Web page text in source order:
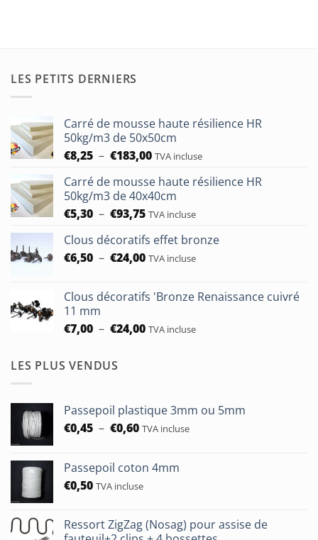
LES PETITS DERNIERS
Carré de mousse haute résilience HR
50kg/m3 de 50x50cm
€8,25 – €183,00Plage
prix :
€8,25
à
TVA incluse
Carré de mousse haute résilience HR
50kg/m3 de 40x40cm
€5,30 – €93,75Plage
prix :
€5,30
TVA incluse
Clous décoratifs effet bronze
€6,50 – €24,00Plage
€6,50
€24,00
TVA incluse
Clous décoratifs 'Bronze Renaissance cuivré
11 mm
€7,00 – €24,00Plage
€24,00
TVA incluse
LES PLUS VENDUS
Passepoil plastique 3mm ou 5mm
€0,45 – €0,60Plage
€0,45
à
TVA incluse
Passepoil coton 4mm
€0,50 TVA incluse
Ressort ZigZag (Nosag) pour assise de